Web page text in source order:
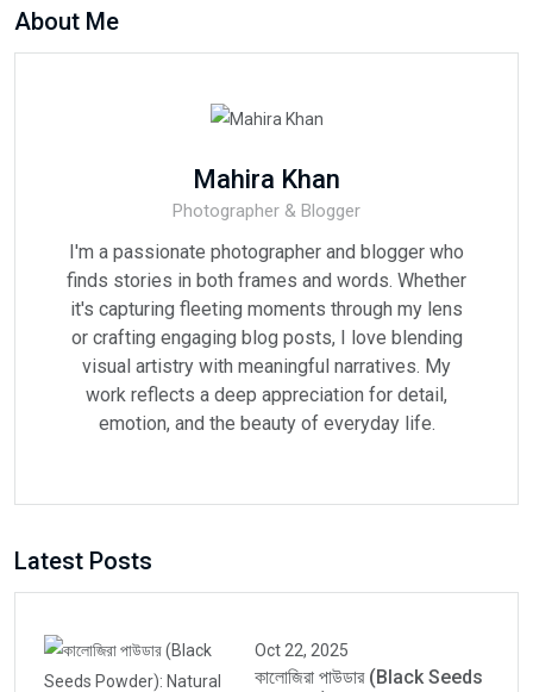
About Me
Mahira Khan
Photographer & Blogger
I'm a passionate photographer and blogger who
finds stories in both frames and words. Whether
it's capturing fleeting moments through my lens
or crafting engaging blog posts, I love blending
visual artistry with meaningful narratives. My
work reflects a deep appreciation for detail,
emotion, and the beauty of everyday life.
Latest Posts
Oct 22, 2025
কালোজিরা পাউডার (Black Seeds